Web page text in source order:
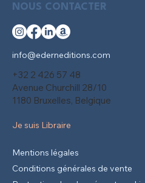
NOUS CONTACTER
info@ederneditions.com
+32 2 426 57 48
Avenue Churchill 28/10
1180 Bruxelles, Belgique
Je suis Libraire
Mentions légales
Conditions générales de vente